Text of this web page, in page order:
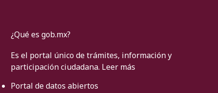
¿Qué es gob.mx?
Es el portal único de trámites, información y
participación ciudadana. Leer más
Portal de datos abiertos